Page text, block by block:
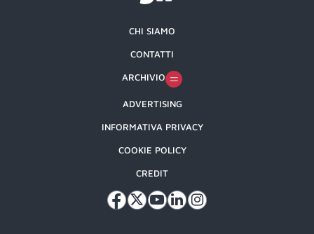
CHI SIAMO
CONTATTI
ARCHIVIO
ADVERTISING
INFORMATIVA PRIVACY
COOKIE POLICY
CREDIT